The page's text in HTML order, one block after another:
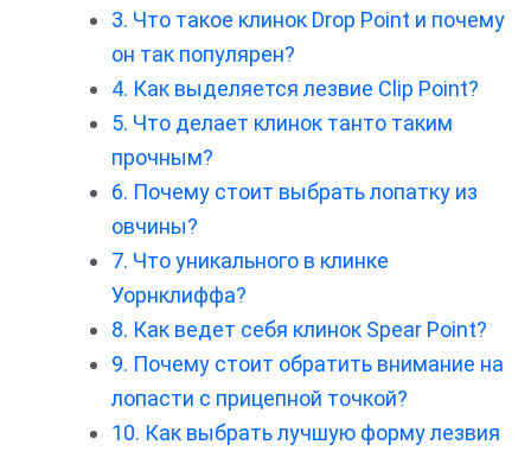
3. Что такое клинок Drop Point и почему
он так популярен?
4. Как выделяется лезвие Clip Point?
5. Что делает клинок танто таким
прочным?
6. Почему стоит выбрать лопатку из
овчины?
7. Что уникального в клинке
Уорнклиффа?
8. Как ведет себя клинок Spear Point?
9. Почему стоит обратить внимание на
лопасти с прицепной точкой?
10. Как выбрать лучшую форму лезвия